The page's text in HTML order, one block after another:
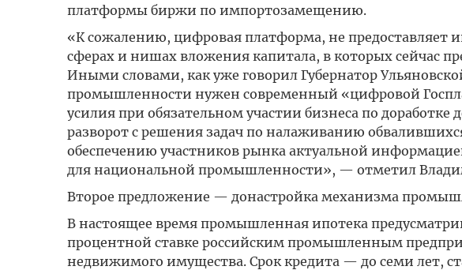
платформы биржи по импортозамещению.
«К сожалению, цифровая платформа, не предоставляет
сферах и нишах вложения капитала, в которых сейчас
Иными словами, как уже говорил Губернатор
промышленности нужен современный «цифровой
усилия при обязательном участии бизнеса по
разворот с решения задач по налаживанию
обеспечению участников рынка актуальной
для национальной промышленности», — отметил
Второе предложение — донастройка механизма
В настоящее время промышленная ипотека
процентной ставке российским промышленным
недвижимого имущества. Срок кредита — до семи лет,